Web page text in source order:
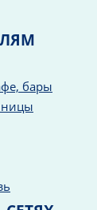
бары